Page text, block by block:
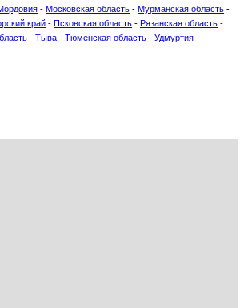
- Московская область - Мурманская область -
край - Псковская область - Рязанская область -
- Тыва - Тюменская область - Удмуртия -